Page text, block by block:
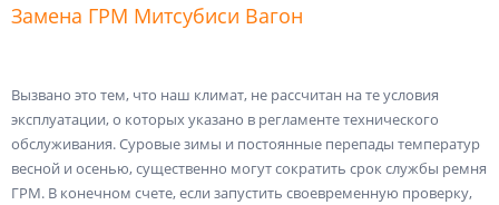
Замена ГРМ Митсубиси Вагон
Вызвано это тем, что наш климат, не рассчитан на те условия
эксплуатации, о которых указано в регламенте технического
обслуживания. Суровые зимы и постоянные перепады температур
весной и осенью, существенно могут сократить срок службы ремня
ГРМ. В конечном счете, если запустить своевременную проверку,